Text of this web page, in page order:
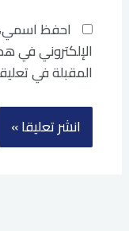
احفظ اسمي،
الإلكتروني في
المقبلة في